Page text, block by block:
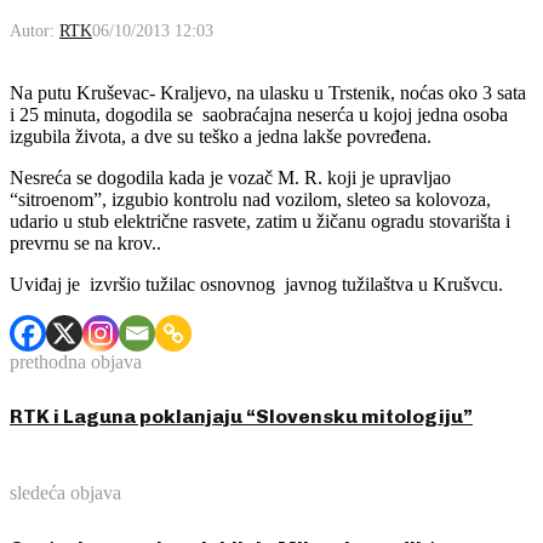
Autor: RTK06/10/2013 12:03
Na putu Kruševac- Kraljevo, na ulasku u Trstenik, noćas oko 3 sata
i 25 minuta, dogodila se saobraćajna neserća u kojoj jedna osoba
izgubila života, a dve su teško a jedna lakše povređena.
Nesreća se dogodila kada je vozač M. R. koji je upravljao
“sitroenom”, izgubio kontrolu nad vozilom, sleteo sa kolovoza,
udario u stub električne rasvete, zatim u žičanu ogradu stovarišta i
prevrnu se na krov..
Uviđaj je izvršio tužilac osnovnog javnog tužilaštva u Krušvcu.
prethodna objava
RTK i Laguna poklanjaju “Slovensku mitologiju”
sledeća objava